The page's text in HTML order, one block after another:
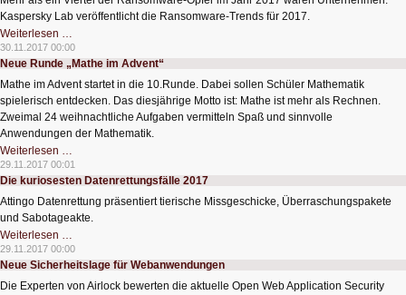
MacOS
Kaspersky Lab veröffentlicht die Ransomware-Trends für 2017.
Weiterlesen …
allem
Unternehmen
sind
Opfer
30.11.2017 00:00
Neue Runde „Mathe im Advent“
Mathe im Advent startet in die 10.Runde. Dabei sollen Schüler Mathematik
spielerisch entdecken. Das diesjährige Motto ist: Mathe ist mehr als Rechnen.
Zweimal 24 weihnachtliche Aufgaben vermitteln Spaß und sinnvolle
Anwendungen der Mathematik.
Weiterlesen …
Runde
„Mathe
im
29.11.2017 00:01
Die kuriosesten Datenrettungsfälle 2017
Attingo Datenrettung präsentiert tierische Missgeschicke, Überraschungspakete
und Sabotageakte.
Weiterlesen …
kuriosesten
Datenrettungsfälle
2017
29.11.2017 00:00
Neue Sicherheitslage für Webanwendungen
Die Experten von Airlock bewerten die aktuelle Open Web Application Security